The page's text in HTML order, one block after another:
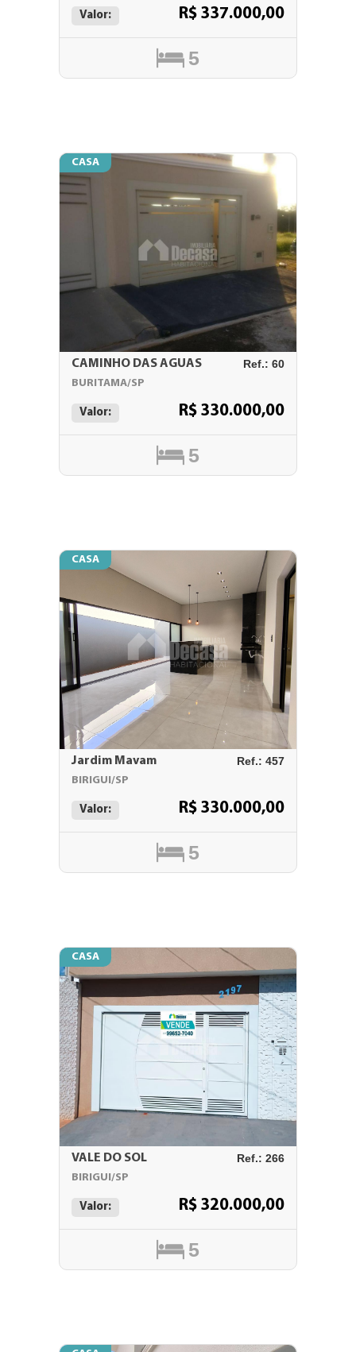
Valor: R$ 337.000,00
5
CASA
CAMINHO DAS AGUAS Ref.: 60
BURITAMA/SP
Valor: R$ 330.000,00
5
CASA
Jardim Mavam Ref.: 457
BIRIGUI/SP
Valor: R$ 330.000,00
5
CASA
VALE DO SOL Ref.: 266
BIRIGUI/SP
Valor: R$ 320.000,00
5